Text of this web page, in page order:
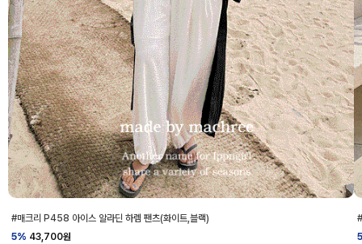
#매크리 P458 아이스 알라딘 하렘 팬츠(화이트,블랙)
5% 43,700원